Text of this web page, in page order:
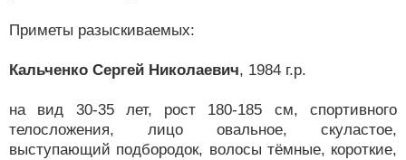
Приметы разыскиваемых:
Кальченко Сергей Николаевич, 1984 г.р.
на вид 30-35 лет, рост 180-185 см, спортивного
телосложения, лицо овальное, скуластое,
выступающий подбородок, волосы тёмные, короткие,